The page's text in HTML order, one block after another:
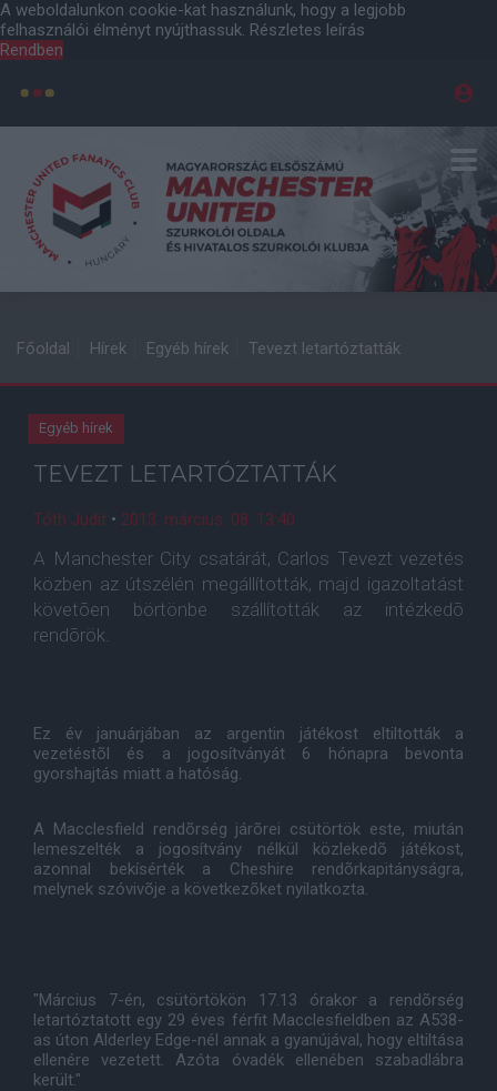
A weboldalunkon cookie-kat használunk, hogy a legjobb
felhasználói élményt nyújthassuk. Részletes leírás
Rendben
Főoldal Hírek Egyéb hírek Tevezt letartóztatták
Egyéb hírek
TEVEZT LETARTÓZTATTÁK
Tóth Judit • 2013. március. 08. 13:40
A Manchester City csatárát, Carlos Tevezt vezetés
közben az útszélén megállították, majd igazoltatást
követõen börtönbe szállították az intézkedõ
rendõrök.
Ez év januárjában az argentin játékost eltiltották a
vezetéstõl és a jogosítványát 6 hónapra bevonta
gyorshajtás miatt a hatóság.
A Macclesfield rendõrség járõrei csütörtök este, miután
lemeszelték a jogosítvány nélkül közlekedõ játékost,
azonnal bekísérték a Cheshire rendõrkapitányságra,
melynek szóvivõje a következõket nyilatkozta.
"Március 7-én, csütörtökön 17.13 órakor a rendõrség
letartóztatott egy 29 éves férfit Macclesfieldben az A538-
as úton Alderley Edge-nél annak a gyanújával, hogy eltiltása
ellenére vezetett. Azóta óvadék ellenében szabadlábra
került."